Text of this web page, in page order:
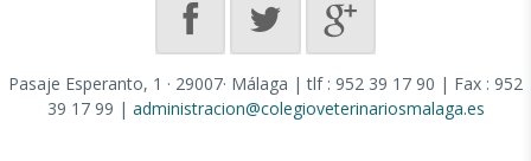
Pasaje Esperanto, 1 · 29007· Málaga | tlf : 952 39 17 90 | Fax : 952
39 17 99 | administracion@colegioveterinariosmalaga.es